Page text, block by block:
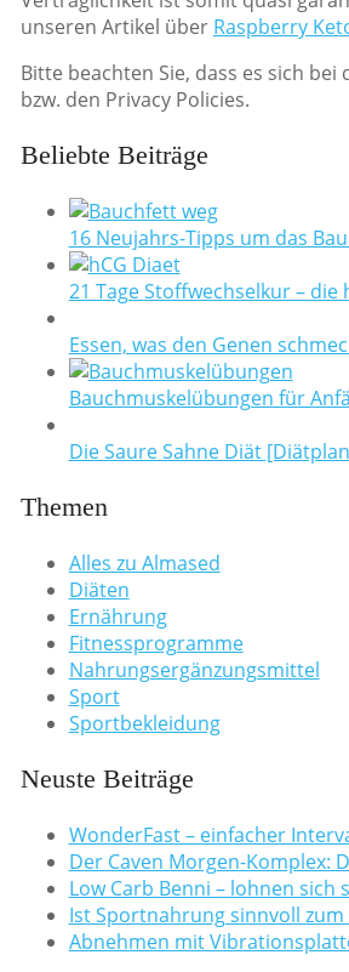
unseren Artikel über Raspberry
Bitte beachten Sie, dass es sich
bzw. den Privacy Policies.
Beliebte Beiträge
16 Neujahrs-Tipps um das
21 Tage Stoffwechselkur – die
Essen, was den Genen
Bauchmuskelübungen für
Die Saure Sahne Diät
Themen
Alles zu Almased
Diäten
Ernährung
Fitnessprogramme
Nahrungsergänzungsmittel
Sport
Sportbekleidung
Neuste Beiträge
WonderFast – einfacher
Der Caven Morgen-Komplex:
Low Carb Benni – lohnen sich
Ist Sportnahrung sinnvoll
Abnehmen mit